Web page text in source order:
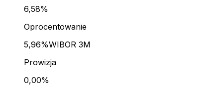
6,58%
Oprocentowanie
5,96%WIBOR 3M
Prowizja
0,00%